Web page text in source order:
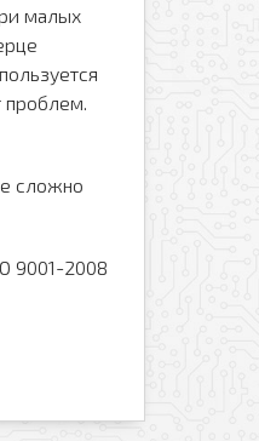
малых
проблем.
сложно
9001-2008